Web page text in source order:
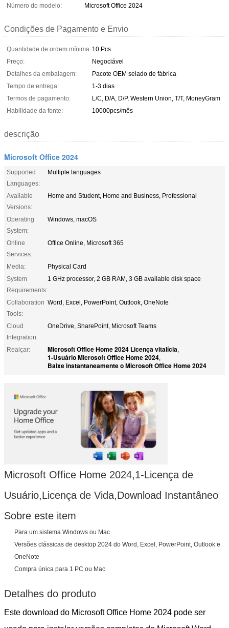
Número do modelo:
Microsoft Office 2024
Condições de Pagamento e Envio
Quantidade de ordem mínima: 10 Pcs
Preço:
Negociável
Detalhes da embalagem:
Pacote OEM selado de fábrica
Tempo de entrega:
1-3 dias
Termos de pagamento:
L/C, D/A, D/P, Western Union, T/T, MoneyGram
Habilidade da fonte:
10000pcs/mês
descrição
Microsoft Office 2024
Supported
Languages:
Multiple languages
Available
Versions:
Home and Student, Home and Business, Professional
Operating
System:
Windows, macOS
Online
Services:
Office Online, Microsoft 365
Media:
Physical Card
System
Requirements:
1 GHz processor, 2 GB RAM, 3 GB available disk space
Collaboration
Tools:
Word, Excel, PowerPoint, Outlook, OneNote
Cloud
Integration:
OneDrive, SharePoint, Microsoft Teams
Realçar: Microsoft Office Home 2024 Licença vitalícia,
1-Usuário Microsoft Office Home 2024,
Baixe instantaneamente o Microsoft Office Home 2024
Microsoft Office Home 2024,1-Licença de
Usuário,Licença de Vida,Download Instantâneo
Sobre este item
Para um sistema Windows ou Mac
Versões clássicas de desktop 2024 do Word, Excel, PowerPoint, Outlook e
OneNote
Compra única para 1 PC ou Mac
Detalhes do produto
Este download do Microsoft Office Home 2024 pode ser